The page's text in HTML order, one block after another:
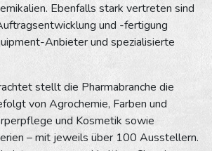
Ebenfalls stark vertreten sind
und -fertigung
Anbieter und spezialisierte
stellt die Pharmabranche die
von Agrochemie, Farben und
und Kosmetik sowie
– mit jeweils über 100 Ausstellern.